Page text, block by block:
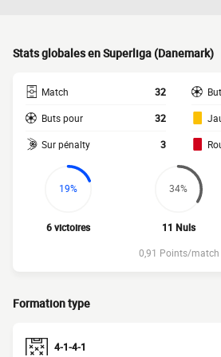
Stats globales en Superliga (Danemark)
Match 32
Buts pour 32
Sur pénalty 3
19%
6 victoires
34%
11 Nuls
0,91 Points/match
Formation type
4-1-4-1